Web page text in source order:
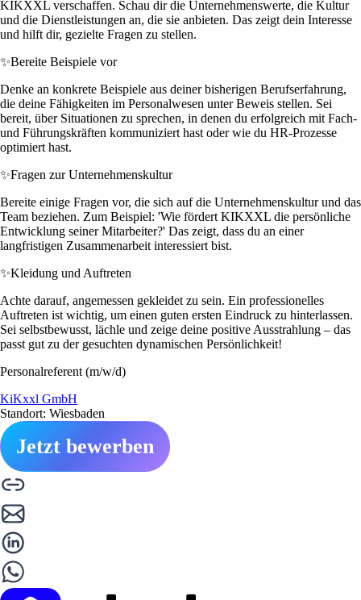
KIKXXL verschaffen. Schau dir die Unternehmenswerte, die Kultur
und die Dienstleistungen an, die sie anbieten. Das zeigt dein Interesse
und hilft dir, gezielte Fragen zu stellen.
✨Bereite Beispiele vor
Denke an konkrete Beispiele aus deiner bisherigen Berufserfahrung,
die deine Fähigkeiten im Personalwesen unter Beweis stellen. Sei
bereit, über Situationen zu sprechen, in denen du erfolgreich mit Fach-
und Führungskräften kommuniziert hast oder wie du HR-Prozesse
optimiert hast.
✨Fragen zur Unternehmenskultur
Bereite einige Fragen vor, die sich auf die Unternehmenskultur und das
Team beziehen. Zum Beispiel: 'Wie fördert KIKXXL die persönliche
Entwicklung seiner Mitarbeiter?' Das zeigt, dass du an einer
langfristigen Zusammenarbeit interessiert bist.
✨Kleidung und Auftreten
Achte darauf, angemessen gekleidet zu sein. Ein professionelles
Auftreten ist wichtig, um einen guten ersten Eindruck zu hinterlassen.
Sei selbstbewusst, lächle und zeige deine positive Ausstrahlung – das
passt gut zu der gesuchten dynamischen Persönlichkeit!
Personalreferent (m/w/d)
KiKxxl GmbH
Standort: Wiesbaden
Jetzt bewerben